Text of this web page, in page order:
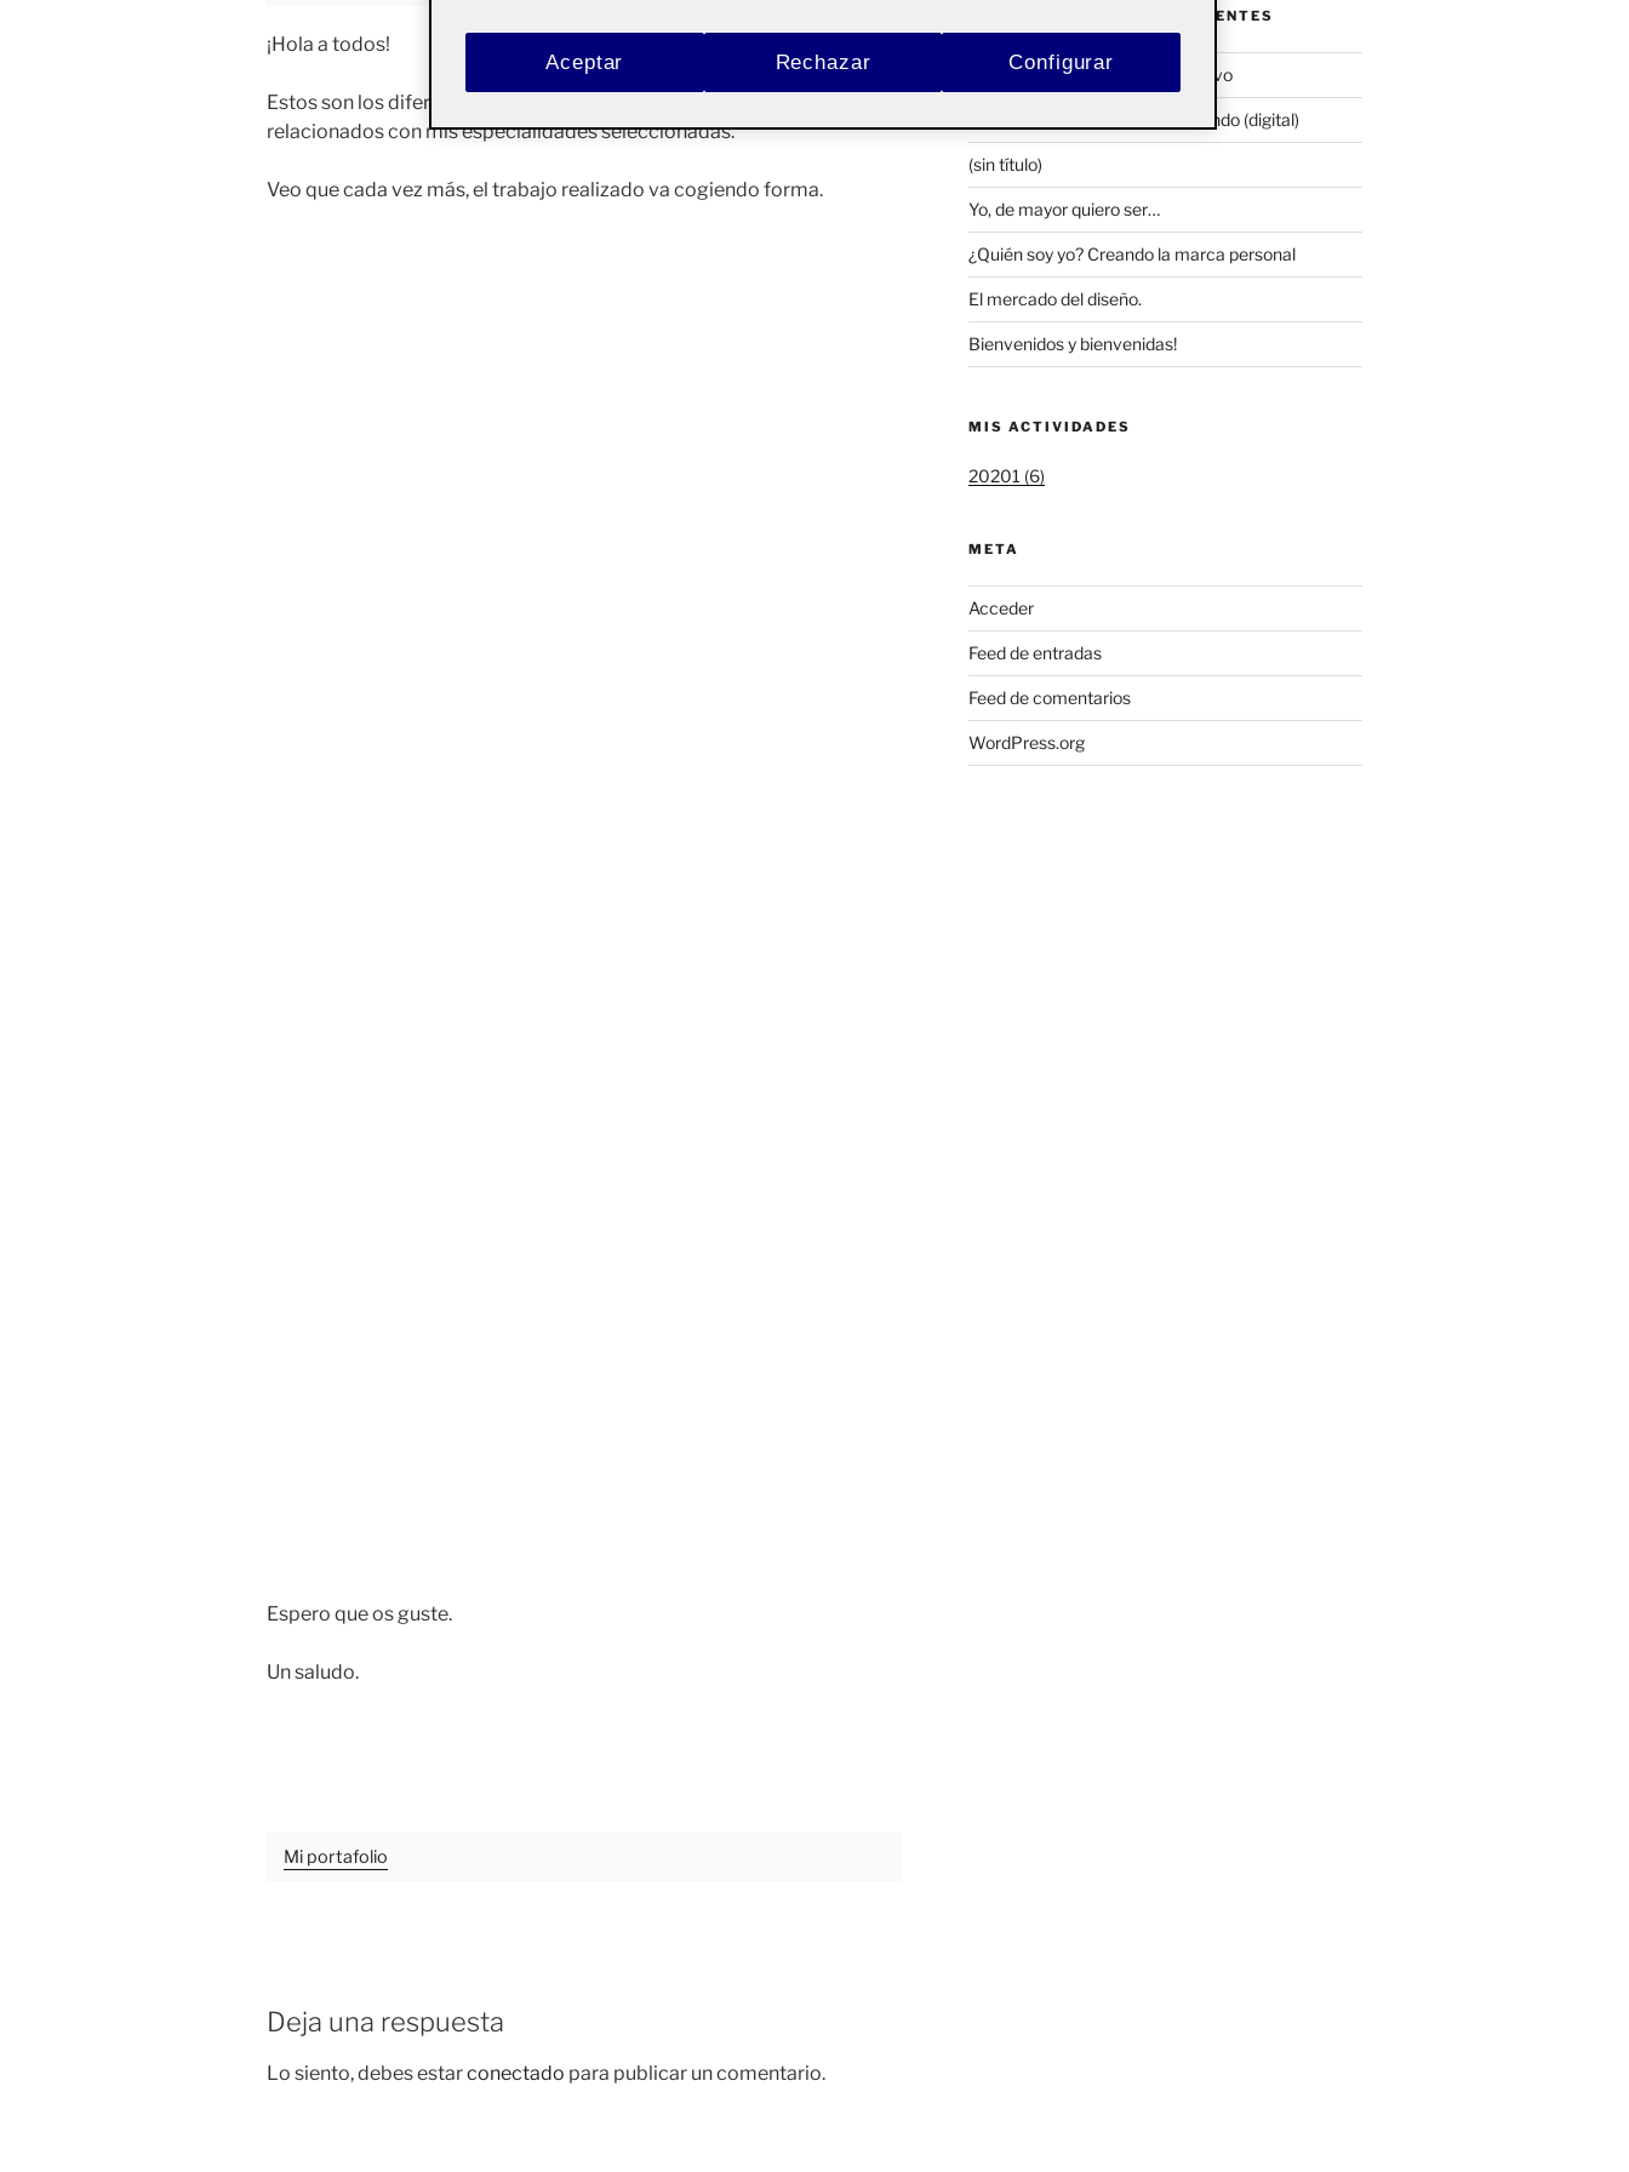
¡Hola a todos!
Estos son los diferentes mockups que he podido llevar a cabo
relacionados con mis especialidades seleccionadas.
Veo que cada vez más, el trabajo realizado va cogiendo forma.
Espero que os guste.
Un saludo.
Mi portafolio
Deja una respuesta
Lo siento, debes estarconectado para publicar un comentario.
ACTIFOLIO ENTRADAS RECIENTES
Aplicación y Documento ejecutivo
Y así me quiero presentar al mundo (digital)
(sin título)
Yo, de mayor quiero ser…
¿Quién soy yo? Creando la marca personal
El mercado del diseño.
Bienvenidos y bienvenidas!
MIS ACTIVIDADES
20201 (6)
META
Acceder
Feed de entradas
Feed de comentarios
WordPress.org
Rechazar
Aceptar Configurar